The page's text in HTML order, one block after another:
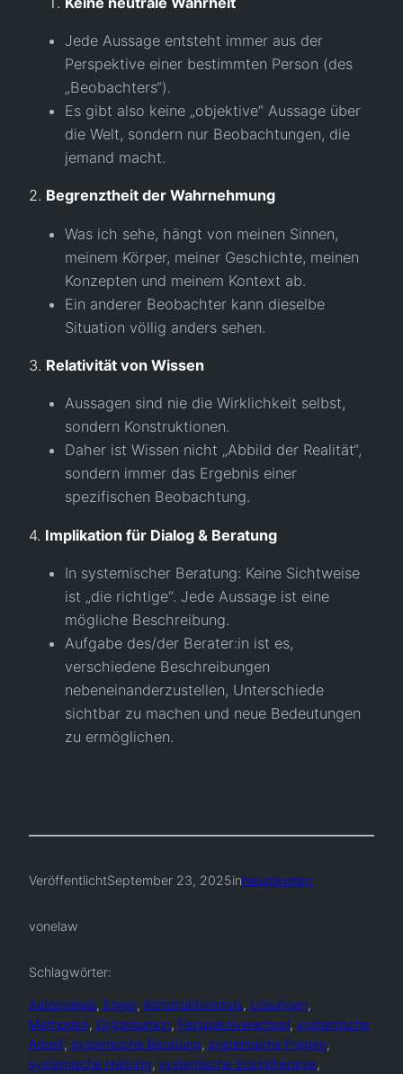
Jede Aussage entsteht immer aus der
Perspektive einer bestimmten Person (des
„Beobachters“).
Es gibt also keine „objektive“ Aussage über
die Welt, sondern nur Beobachtungen, die
jemand macht.
2. Begrenztheit der Wahrnehmung
Was ich sehe, hängt von meinen Sinnen,
meinem Körper, meiner Geschichte, meinen
Konzepten und meinem Kontext ab.
Ein anderer Beobachter kann dieselbe
Situation völlig anders sehen.
3. Relativität von Wissen
Aussagen sind nie die Wirklichkeit selbst,
sondern Konstruktionen.
Daher ist Wissen nicht „Abbild der Realität“,
sondern immer das Ergebnis einer
spezifischen Beobachtung.
4. Implikation für Dialog & Beratung
In systemischer Beratung: Keine Sichtweise
ist „die richtige“. Jede Aussage ist eine
mögliche Beschreibung.
Aufgabe des/der Berater:in ist es,
verschiedene Beschreibungen
nebeneinanderzustellen, Unterschiede
sichtbar zu machen und neue Bedeutungen
zu ermöglichen.
VeröffentlichtSeptember 23, 2025inNeuigkeiten
vonelaw
Schlagwörter:
Autopoiesis, Enger, Konstruktivismus, Lösungen
Methoden, Organisation, Perspektivwechsel, systemische
Arbeit, systemische Beratung, systemische Fragen
systemische Haltung, systemische Soziotherapie